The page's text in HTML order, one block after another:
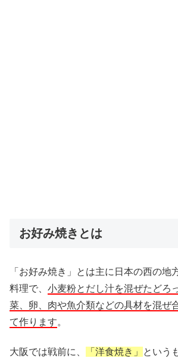
お好み焼きとは
「お好み焼き」とは主に日本の西の地
料理で、 小麦粉とだし汁を混ぜたどろ
菜、卵、肉や魚介類などの具材を混ぜ
て作ります。
大阪では戦前に、 「洋食焼き」
という